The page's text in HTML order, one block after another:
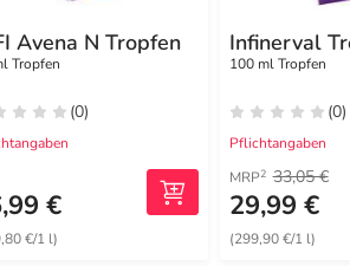
Avena N Tropfen
Tropfen
(0)
€
€/1 l)
Infinerval
100 ml Tropfen
(0)
Pflichtangaben
MRP2 33,05 €
29,99 €
(299,90 €/1 l)